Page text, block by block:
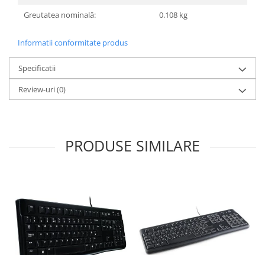
Greutatea nominală:
0.108 kg
Informatii conformitate produs
Specificatii
Review-uri(0)
PRODUSE SIMILARE